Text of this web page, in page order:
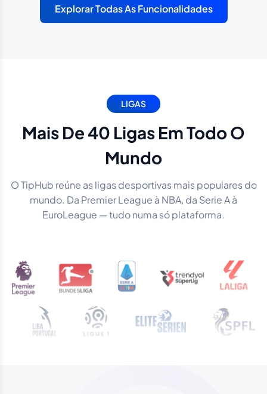
Explorar Todas As Funcionalidades
LIGAS
Mais De 40 Ligas Em Todo O
Mundo
O TipHub reúne as ligas desportivas mais populares do
mundo. Da Premier League à NBA, da Serie A à
EuroLeague — tudo numa só plataforma.